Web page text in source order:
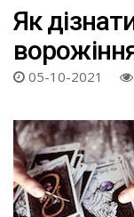
Як
05-10-2021